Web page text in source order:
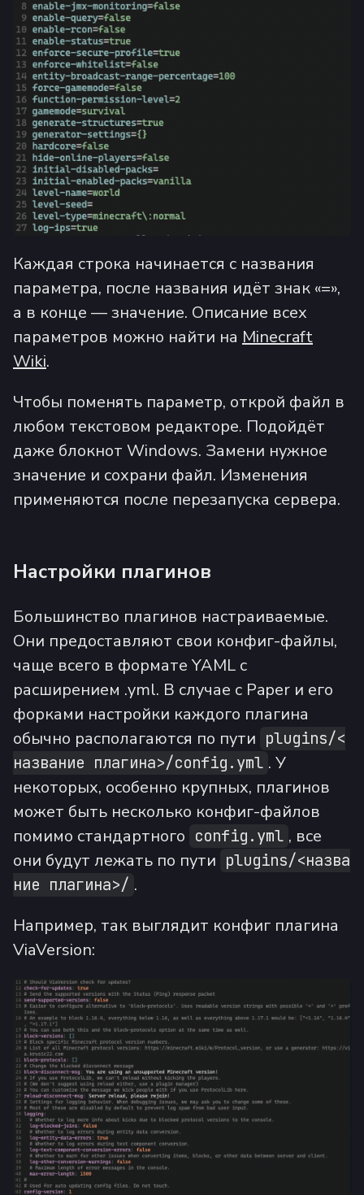
Каждая строка начинается с названия
параметра, после названия идёт знак «=»,
а в конце — значение. Описание всех
параметров можно найти на Minecraft
Wiki.
Чтобы поменять параметр, открой файл в
любом текстовом редакторе. Подойдёт
даже блокнот Windows. Замени нужное
значение и сохрани файл. Изменения
применяются после перезапуска сервера.
Настройки плагинов
Большинство плагинов настраиваемые.
Они предоставляют свои конфиг-файлы,
чаще всего в формате YAML с
расширением .yml. В случае с Paper и его
форками настройки каждого плагина
обычно располагаются по пути plugins/<
название плагина>/config.yml . У
некоторых, особенно крупных, плагинов
может быть несколько конфиг-файлов
помимо стандартного config.yml , все
они будут лежать по пути plugins/<назва
ние плагина>/ .
Например, так выглядит конфиг плагина
ViaVersion: